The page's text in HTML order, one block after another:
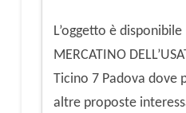
L’oggetto è
MERCATINO
Ticino 7 Padova dove
altre proposte